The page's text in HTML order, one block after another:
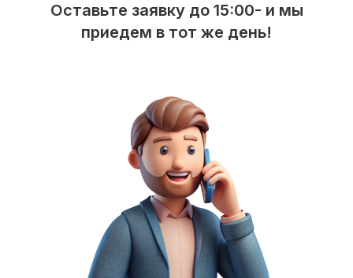
Оставьте заявку до 15:00- и мы
приедем в тот же день!